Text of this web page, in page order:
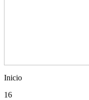
Inicio
16